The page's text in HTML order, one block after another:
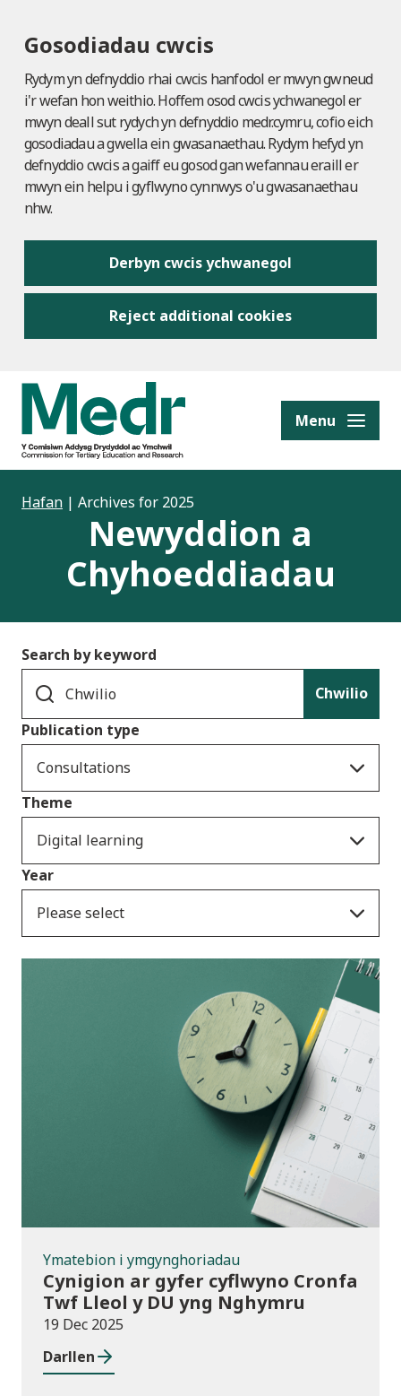
Gosodiadau cwcis
Rydym yn defnyddio rhai cwcis hanfodol er mwyn gwneud
i'r wefan hon weithio. Hoffem osod cwcis ychwanegol er
mwyn deall sut rydych yn defnyddio medr.cymru, cofio eich
gosodiadau a gwella ein gwasanaethau. Rydym hefyd yn
defnyddio cwcis a gaiff eu gosod gan wefannau eraill er
mwyn ein helpu i gyflwyno cynnwys o'u gwasanaethau
nhw.
Derbyn cwcis ychwanegol
Reject additional cookies
content Menu
Hafan | Archives for 2025
Newyddion a
Chyhoeddiadau
Search by keyword
Chwilio
Publication type
Consultations
Theme
Digital learning
Year
Please select
Ymatebion i
ymgynghoriadau
Ymatebion i ymgynghoriadau
Cynigion ar gyfer cyflwyno Cronfa
Twf Lleol y DU yng Nghymru
19 Dec 2025
Darllen